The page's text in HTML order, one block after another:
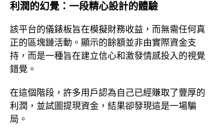
利潤的幻覺：一段精心設計的體驗
該平台的儀錶板旨在模擬財務收益，而無需任何真
正的區塊鏈活動。顯示的餘額並非由實際資金支
持，而是一種旨在建立信心和激發情感投入的視覺
錯覺。
在這個階段，許多用戶認為自己已經賺取了豐厚的
利潤，並試圖提現資金，結果卻發現這是一場騙
局。